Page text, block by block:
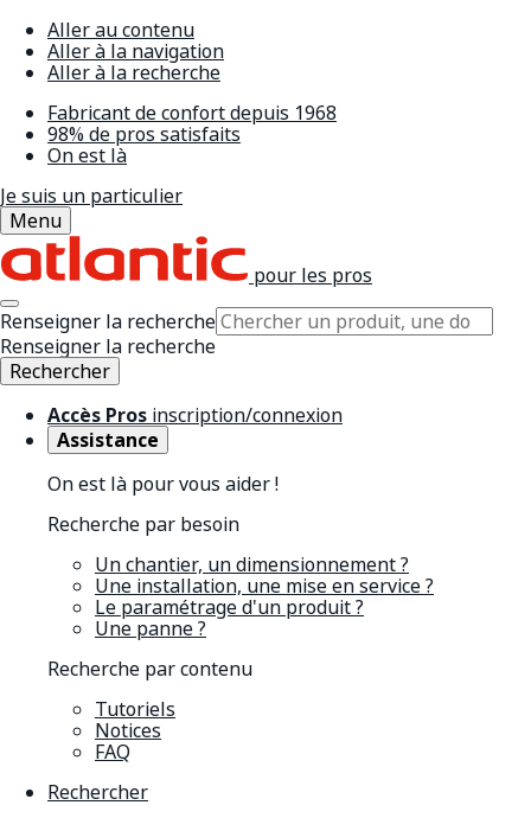
Aller au contenu
Aller à la navigation
Aller à la recherche
Fabricant de confort depuis 1968
98% de pros satisfaits
On est là
Je suis un particulier
Menu
pour les pros
Renseigner la recherche
Renseigner la recherche
Rechercher
Accès Pros inscription/connexion
Assistance
On est là pour vous aider !
Recherche par besoin
Un chantier, un dimensionnement ?
Une installation, une mise en service ?
Le paramétrage d'un produit ?
Une panne ?
Recherche par contenu
Tutoriels
Notices
FAQ
Rechercher